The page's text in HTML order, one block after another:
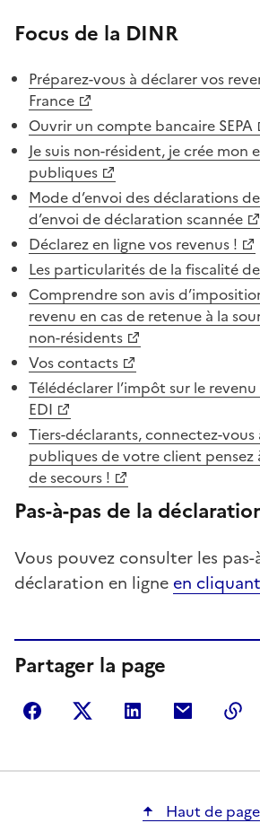
Focus de la DINR
Préparez-vous à déclarer vos
France
Ouvrir un compte bancaire SEPA
Je suis non-résident, je crée mon
publiques
Mode d’envoi des déclarations
d’envoi de déclaration scannée
Déclarez en ligne vos revenus !
Les particularités de la fiscalité
Comprendre son avis
revenu en cas de retenue à la
non-résidents
Vos contacts
Télédéclarer l’impôt sur le
EDI
Tiers-déclarants, connectez-vous
publiques de votre client pensez
de secours !
Pas-à-pas de la
Vous pouvez consulter les pas-
déclaration en ligne en
Partager la page
Partager sur Facebook
Partager sur Twitter
Partager sur
Haut de page